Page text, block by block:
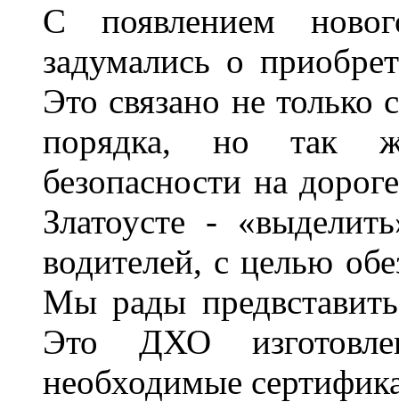
С появлением
задумались о
Это связано не только
порядка, но так
безопасности на
Златоусте -
водителей, с целью
Мы рады
Это ДХО
необходимые